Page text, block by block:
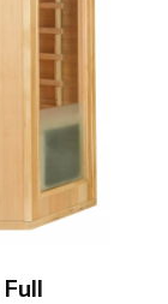
Full